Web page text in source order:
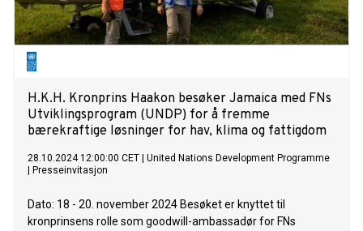
H.K.H. Kronprins Haakon besøker Jamaica med FNs
Utviklingsprogram (UNDP) for å fremme
bærekraftige løsninger for hav, klima og fattigdom
28.10.2024 12:00:00 CET
United Nations Development Programme
Presseinvitasjon
Dato: 18 - 20. november 2024 Besøket er knyttet til
kronprinsens rolle som goodwill-ambassadør for FNs